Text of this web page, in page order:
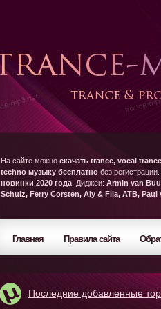
На сайте можно скачать trance, vocal
techno музыку бесплатно без
новинки 2020 года . Диджеи: Armin van
Schulz, Ferry Corsten, Aly & Fila, ATB, Paul
Главная Правила сайта
Последние добавленные